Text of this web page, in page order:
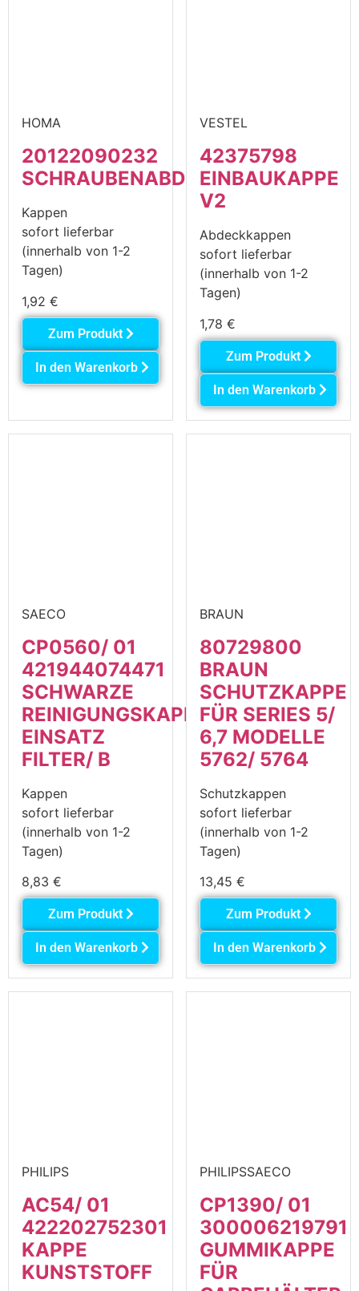
HOMA
20122090232
SCHRAUBENABDECKUNG
Kappen
sofort lieferbar
(innerhalb von 1-2
Tagen)
1,92 €
Zum Produkt
In den Warenkorb
VESTEL
42375798
EINBAUKAPPE
V2
Abdeckkappen
sofort lieferbar
(innerhalb von 1-2
Tagen)
1,78 €
Zum Produkt
In den Warenkorb
SAECO
CP0560/ 01
421944074471
SCHWARZE
REINIGUNGSKAPPE
EINSATZ
FILTER/ B
Kappen
sofort lieferbar
(innerhalb von 1-2
Tagen)
8,83 €
Zum Produkt
In den Warenkorb
BRAUN
80729800
BRAUN
SCHUTZKAPPE
FÜR SERIES 5/
6,7 MODELLE
5762/ 5764
Schutzkappen
sofort lieferbar
(innerhalb von 1-2
Tagen)
13,45 €
Zum Produkt
In den Warenkorb
PHILIPS
AC54/ 01
422202752301
KAPPE
KUNSTSTOFF
PHILIPSSAECO
CP1390/ 01
300006219791
GUMMIKAPPE
FÜR